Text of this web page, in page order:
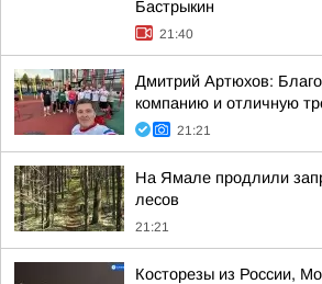
Бастрыкин
21:40
Дмитрий Артюхов:
компанию и отличную
21:21
На Ямале продлили
лесов
21:21
Косторезы из России,